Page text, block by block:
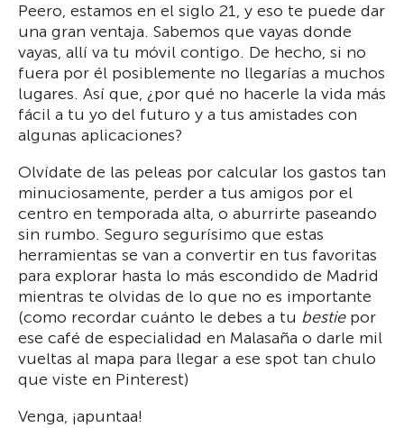
Peero, estamos en el siglo 21, y eso te puede dar
una gran ventaja. Sabemos que vayas donde
vayas, allí va tu móvil contigo. De hecho, si no
fuera por él posiblemente no llegarías a muchos
lugares. Así que, ¿por qué no hacerle la vida más
fácil a tu yo del futuro y a tus amistades con
algunas aplicaciones?
Olvídate de las peleas por calcular los gastos tan
minuciosamente, perder a tus amigos por el
centro en temporada alta, o aburrirte paseando
sin rumbo. Seguro segurísimo que estas
herramientas se van a convertir en tus favoritas
para explorar hasta lo más escondido de Madrid
mientras te olvidas de lo que no es importante
(como recordar cuánto le debes a tu bestiepor
ese café de especialidad en Malasaña o darle mil
vueltas al mapa para llegar a ese spot tan chulo
que viste en Pinterest)
Venga, ¡apuntaa!